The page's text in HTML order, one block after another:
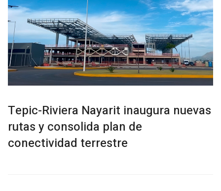
Tepic-Riviera Nayarit inaugura nuevas
rutas y consolida plan de
conectividad terrestre